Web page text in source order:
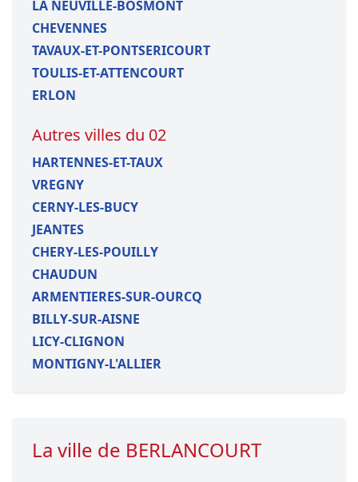
LA NEUVILLE-BOSMONT
CHEVENNES
TAVAUX-ET-PONTSERICOURT
TOULIS-ET-ATTENCOURT
ERLON
Autres villes du 02
HARTENNES-ET-TAUX
VREGNY
CERNY-LES-BUCY
JEANTES
CHERY-LES-POUILLY
CHAUDUN
ARMENTIERES-SUR-OURCQ
BILLY-SUR-AISNE
LICY-CLIGNON
MONTIGNY-L'ALLIER
La ville de BERLANCOURT